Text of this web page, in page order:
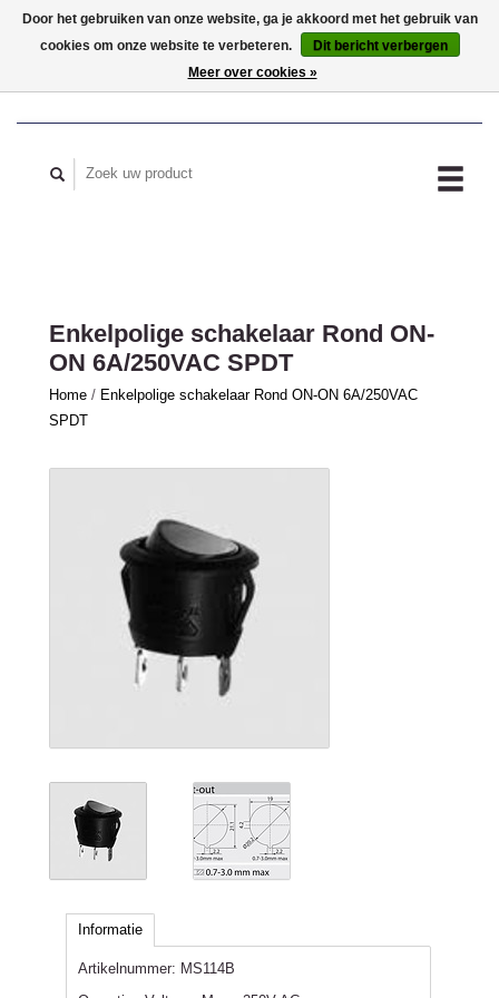
MIJN ACCOUNT
Enkelpolige schakelaar Rond ON-
ON 6A/250VAC SPDT
Home / Enkelpolige schakelaar Rond ON-ON 6A/250VAC
SPDT
Informatie
Artikelnummer: MS114B
Door het gebruiken van onze website, ga je akkoord met het gebruik van
cookies om onze website te verbeteren.
Dit bericht verbergen
Meer over cookies »